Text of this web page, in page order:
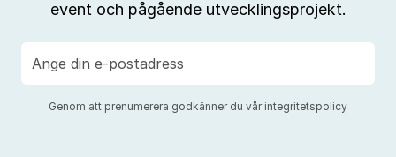
event och pågående utvecklingsprojekt.
post
Genom att prenumerera godkänner du vår integritetspolicy